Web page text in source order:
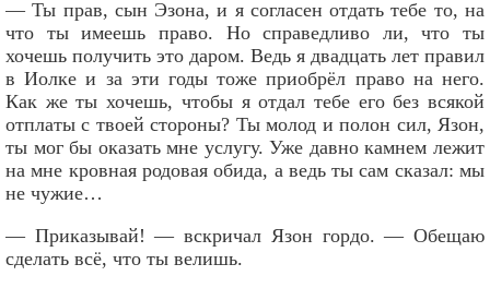
— Ты прав, сын Эзона, и я согласен отдать тебе то, на
что ты имеешь право. Но справедливо ли, что ты
хочешь получить это даром. Ведь я двадцать лет правил
в Иолке и за эти годы тоже приобрёл право на него.
Как же ты хочешь, чтобы я отдал тебе его без всякой
отплаты с твоей стороны? Ты молод и полон сил, Язон,
ты мог бы оказать мне услугу. Уже давно камнем лежит
на мне кровная родовая обида, а ведь ты сам сказал: мы
не чужие…
— Приказывай! — вскричал Язон гордо. — Обещаю
сделать всё, что ты велишь.